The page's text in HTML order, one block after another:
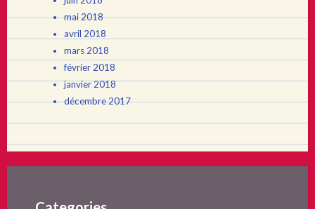
mai 2018
avril 2018
mars 2018
février 2018
janvier 2018
décembre 2017